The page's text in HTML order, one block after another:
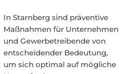
In Starnberg sind präventive
Maßnahmen für Unternehmen
und Gewerbetreibende von
entscheidender Bedeutung,
um sich optimal auf mögliche